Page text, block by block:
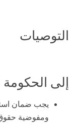
التوصيات
إلى الحكومة
يجب ضمان
ومفوضية